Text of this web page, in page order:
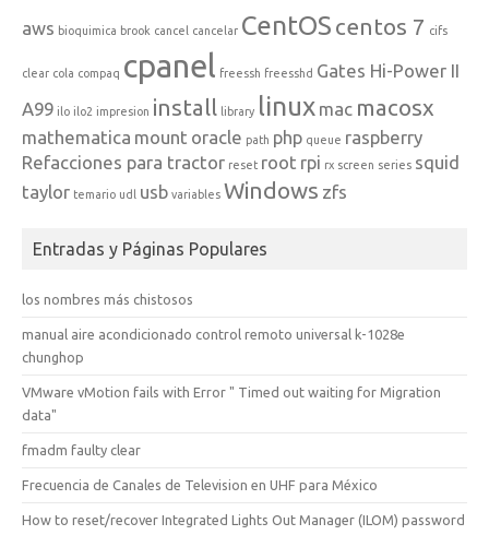
aws bioquimica brook cancel cancelar CentOS centos 7 cifs
clear cola compaq cpanel freessh freesshd Gates Hi-Power II
A99 ilo ilo2 impresion install library linux mac macosx
mathematica mount oracle path php queue raspberry
Refacciones para tractor reset root rpi rx screen series squid
taylor temario udl usb variables Windows zfs
Entradas y Páginas Populares
los nombres más chistosos
manual aire acondicionado control remoto universal k-1028e
chunghop
VMware vMotion fails with Error " Timed out waiting for Migration
data"
fmadm faulty clear
Frecuencia de Canales de Television en UHF para México
How to reset/recover Integrated Lights Out Manager (ILOM) password